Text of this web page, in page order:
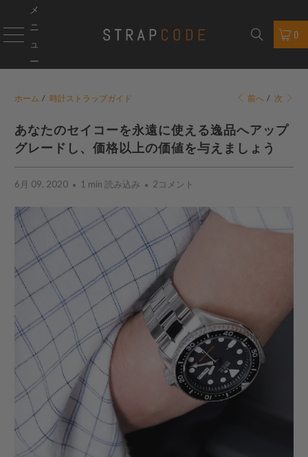
メ
ニ
ュ
ー
0
ホーム / 時計ストラップガイド 前へ / 次
あなたのセイコーを永遠に使える逸品へアップ
グレードし、価格以上の価値を与えましょう
6月 09, 2020 1 min 読み込み 2コメント